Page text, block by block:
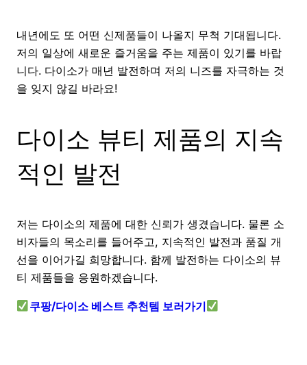
내년에도 또 어떤 신제품들이 나올지 무척 기대됩니다.
저의 일상에 새로운 즐거움을 주는 제품이 있기를 바랍
니다. 다이소가 매년 발전하며 저의 니즈를 자극하는 것
을 잊지 않길 바라요!
다이소 뷰티 제품의 지속
적인 발전
저는 다이소의 제품에 대한 신뢰가 생겼습니다. 물론 소
비자들의 목소리를 들어주고, 지속적인 발전과 품질 개
선을 이어가길 희망합니다. 함께 발전하는 다이소의 뷰
티 제품들을 응원하겠습니다.
쿠팡/다이소 베스트 추천템 보러가기